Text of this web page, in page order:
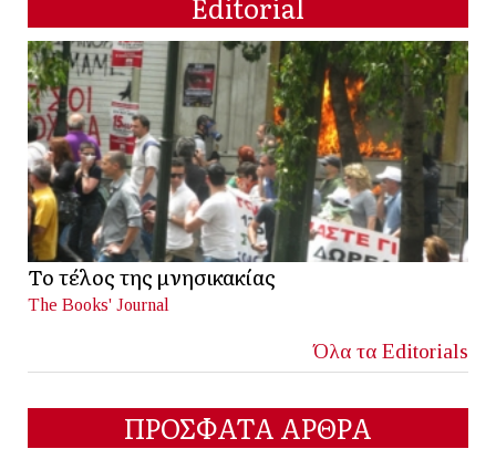
Το τέλος της μνησικακίας
The Books' Journal
Όλα τα Editorials
ΠΡΟΣΦΑΤΑ ΑΡΘΡΑ